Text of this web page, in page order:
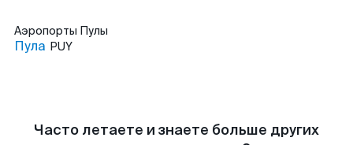
Аэропорты Пулы
Пула PUY
Часто летаете и знаете больше других